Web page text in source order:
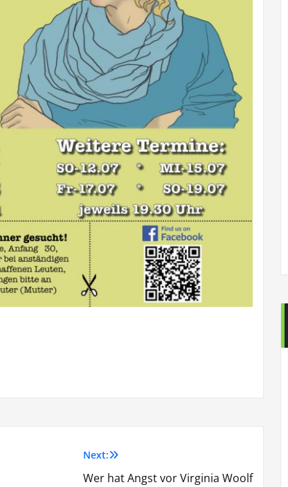
Next:
Wer hat Angst vor Virginia Woolf